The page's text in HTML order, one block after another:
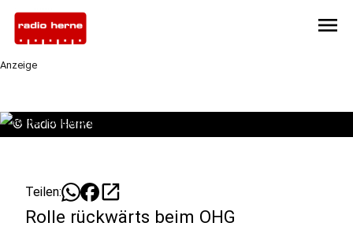
menu
Anzeige
© Radio Herne
Teilen: open_in_new
Rolle rückwärts beim OHG